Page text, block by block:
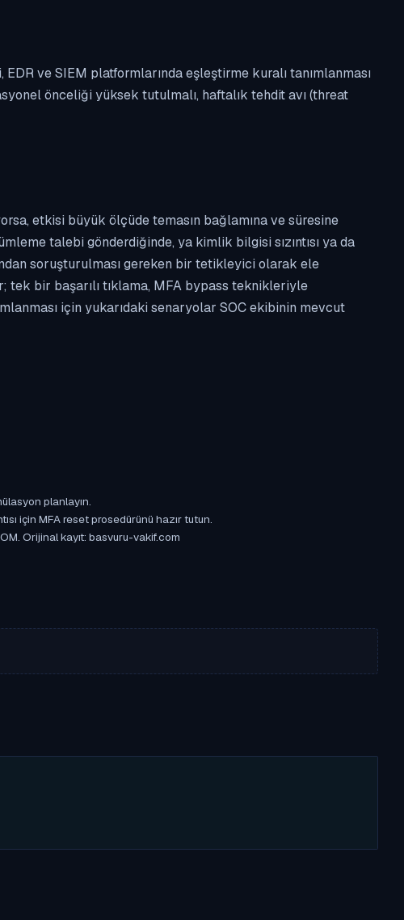
ve SIEM platformlarında eşleştirme kuralı tanımlanması
önceliği yüksek tutulmalı, haftalık tehdit avı (threat
etkisi büyük ölçüde temasın bağlamına ve süresine
talebi gönderdiğinde, ya kimlik bilgisi sızıntısı ya da
soruşturulması gereken bir tetikleyici olarak ele
tek bir başarılı tıklama, MFA bypass teknikleriyle
için yukarıdaki senaryolar SOC ekibinin mevcut
planlayın.
için MFA reset prosedürünü hazır tutun.
Orijinal kayıt: basvuru-vakif.com